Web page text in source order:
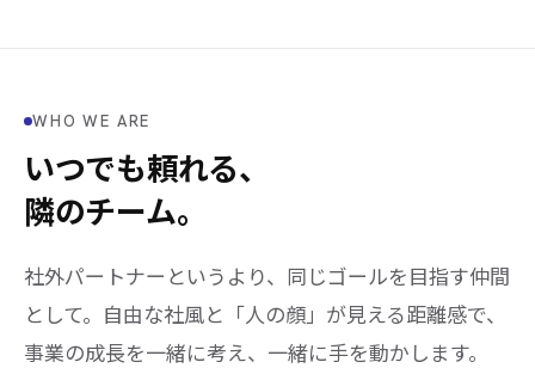
WHO WE ARE
いつでも頼れる、
隣のチーム。
社外パートナーというより、同じゴールを目指す仲間
として。自由な社風と「人の顔」が見える距離感で、
事業の成長を一緒に考え、一緒に手を動かします。